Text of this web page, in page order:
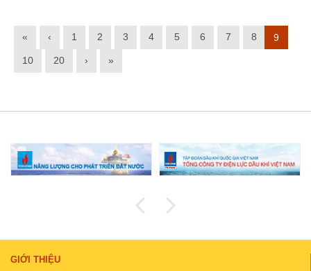
« ‹ 1 2 3 4 5 6 7 8 9
10 20 › »
GIỚI THIỆU